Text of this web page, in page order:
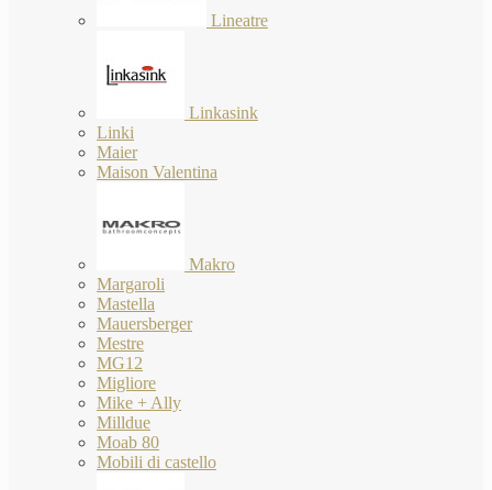
Lineatre
Linkasink
Linki
Maier
Maison Valentina
Makro
Margaroli
Mastella
Mauersberger
Mestre
MG12
Migliore
Mike + Ally
Milldue
Moab 80
Mobili di castello